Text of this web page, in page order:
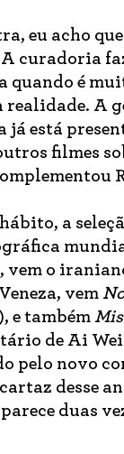
eu acho
curadoria
quando é
realidade. A
já está
filmes
hábito, a
vem o
vem
e também
de Ai
pelo novo
desse
duas